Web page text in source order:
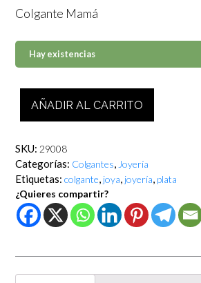
Colgante Mamá
Hay existencias
Mamá
cantidad
AÑADIR AL CARRITO
SKU: 29008
Categorías: Colgantes, Joyería
Etiquetas: colgante, joya, joyería, plata
¿Quieres compartir?